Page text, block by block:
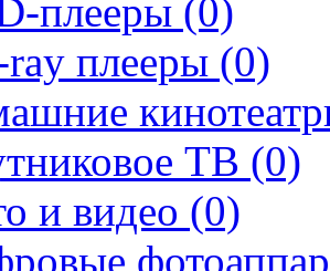
плееры (0)
плееры (0)
ТВ (0)
и видео (0)